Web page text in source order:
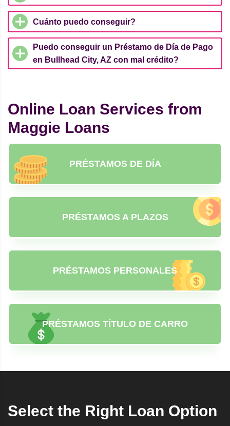
Cuánto puedo conseguir?
Puedo conseguir un Préstamo de Día de Pago
en Bullhead City, AZ con mal crédito?
Online Loan Services from
Maggie Loans
PRÉSTAMOS DE DÍA
PRÉSTAMOS A PLAZOS
PRÉSTAMOS PERSONALES
PRÉSTAMOS TÍTULO DE CARRO
Select the Right Loan Option